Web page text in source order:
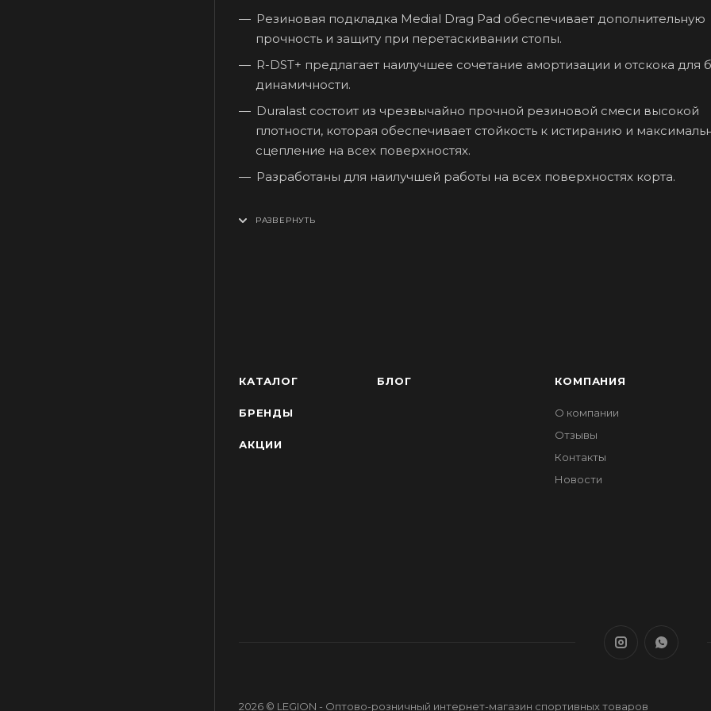
Резиновая подкладка Medial Drag Pad обеспечивает дополнительную
прочность и защиту при перетаскивании стопы.
R-DST+ предлагает наилучшее сочетание амортизации и отскока для
динамичности.
Duralast состоит из чрезвычайно прочной резиновой смеси высокой
плотности, которая обеспечивает стойкость к истиранию и
сцепление на всех поверхностях.
Разработаны для наилучшей работы на всех поверхностях корта.
КАТАЛОГ
БРЕНДЫ
АКЦИИ
БЛОГ КОМПАНИЯ
О компании
Отзывы
Контакты
Новости
2026 © LEGION - Оптово-розничный интернет-магазин спортивных товаров